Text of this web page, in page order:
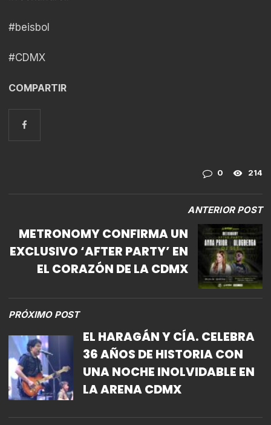
#beisbol
#CDMX
COMPARTIR
0 214
ANTERIOR POST
METRONOMY CONFIRMA UN
EXCLUSIVO ‘AFTER PARTY’ EN
EL CORAZÓN DE LA CDMX
PRÓXIMO POST
EL HARAGÁN Y CÍA. CELEBRA
36 AÑOS DE HISTORIA CON
UNA NOCHE INOLVIDABLE EN
LA ARENA CDMX